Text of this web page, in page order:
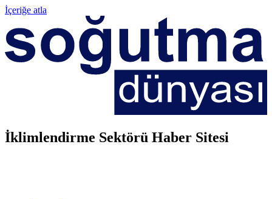
İçeriğe atla
İklimlendirme Sektörü Haber Sitesi